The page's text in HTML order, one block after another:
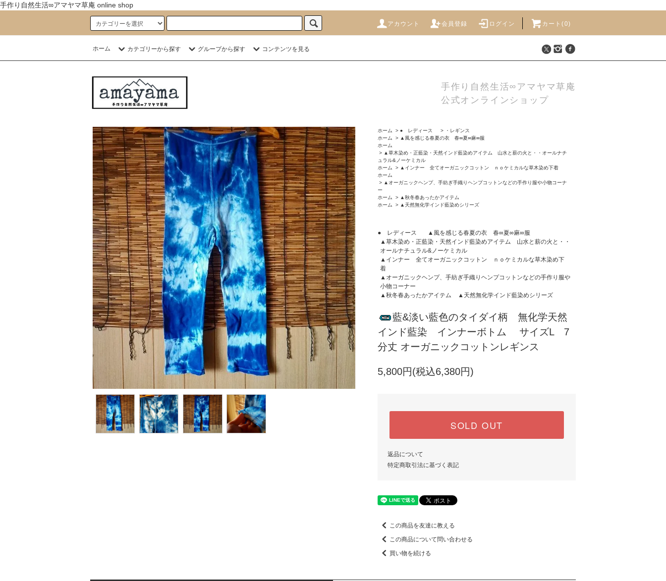
手作り自然生活∞アマヤマ草庵 online shop
アカウント 会員登録 ログイン カート(0)
ホーム カテゴリーから探す グループから探す コンテンツを見る
手作り自然生活∞アマヤマ草庵
公式オンラインショップ
ホーム > ● レディース >
・レギンス
ホーム
> ▲風を感じる春夏の衣 春∞夏∞麻∞服
ホーム
> ▲草木染め・正藍染・天然インド藍染めアイテム 山水と薪の火と・・オールナチ
ュラル&ノーケミカル
ホーム
> ▲インナー 全てオーガニックコットン ｎｏケミカルな草木染め下着
ホーム
> ▲オーガニックヘンプ、手紡ぎ手織りヘンプコットンなどの手作り服や小物コーナ
ー
ホーム
> ▲秋冬春あったかアイテム
ホーム
> ▲天然無化学インド藍染めシリーズ
● レディース
▲風を感じる春夏の衣 春∞夏∞麻∞服
▲草木染め・正藍染・天然インド藍染めアイテム 山水と薪の火と・・
オールナチュラル&ノーケミカル
▲インナー 全てオーガニックコットン ｎｏケミカルな草木染め下
着
▲オーガニックヘンプ、手紡ぎ手織りヘンプコットンなどの手作り服や
小物コーナー
▲秋冬春あったかアイテム
▲天然無化学インド藍染めシリーズ
藍&淡い藍色のタイダイ柄 無化学天然
インド藍染 インナーボトム サイズL 7
分丈 オーガニックコットンレギンス
5,800円(税込6,380円)
SOLD OUT
返品について
特定商取引法に基づく表記
この商品を友達に教える
この商品について問い合わせる
買い物を続ける